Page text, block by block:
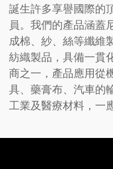
誕生許多享譽國際的
員。我們的產品涵蓋
成棉、紗、絲等纖維
紡織製品，具備一貫
商之一，產品應用從
具、藥膏布、汽車的
工業及醫療材料，一